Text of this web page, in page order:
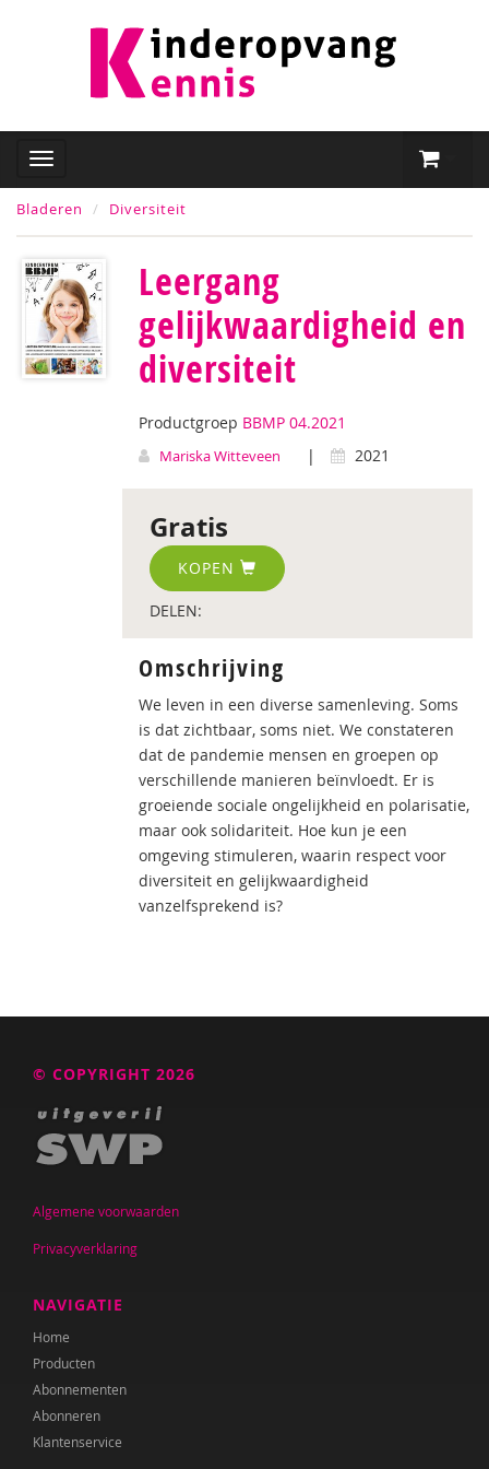
Bladeren Diversiteit
Leergang
gelijkwaardigheid en
diversiteit
Productgroep BBMP 04.2021
Mariska Witteveen | 2021
Gratis
KOPEN
DELEN:
Omschrijving
We leven in een diverse samenleving. Soms
is dat zichtbaar, soms niet. We constateren
dat de pandemie mensen en groepen op
verschillende manieren beïnvloedt. Er is
groeiende sociale ongelijkheid en polarisatie,
maar ook solidariteit. Hoe kun je een
omgeving stimuleren, waarin respect voor
diversiteit en gelijkwaardigheid
vanzelfsprekend is?
© COPYRIGHT 2026
Algemene voorwaarden
Privacyverklaring
NAVIGATIE
Home
Producten
Abonnementen
Abonneren
Klantenservice